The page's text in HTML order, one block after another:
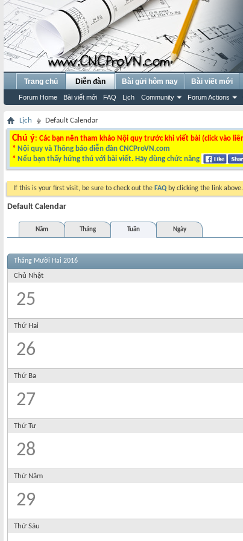
Trang chủ Diễn đàn
Forum Home Bài viết mới FAQ Lịch Community Forum Actions
Bài gửi hôm nay Bài viết mới
Lịch Default Calendar
Chú ý: Các bạn nên tham khảo Nội quy trước khi viết bài (click vào
* Nội quy và Thông báo diễn đàn CNCProVN.com
* Nếu bạn thấy hứng thú với bài viết. Hãy dùng chức năng
If this is your first visit, be sure to check out the FAQ by clicking the link
Default Calendar
Năm
Tháng Tuần Ngày
Tháng Mười Hai 2016
Chủ Nhật
25
Thứ Hai
26
Thứ Ba
27
Thứ Tư
28
Thứ Năm
29
Thứ Sáu